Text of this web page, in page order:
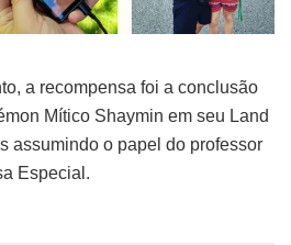
a recompensa foi a conclusão
Mítico Shaymin em seu Land
assumindo o papel do professor
Especial.